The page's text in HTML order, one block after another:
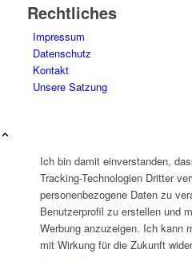
Rechtliches
Impressum
Datenschutz
Kontakt
Unsere Satzung
Ich bin damit einverstanden,
Tracking-Technologien Dritter
personenbezogene Daten zu
Benutzerprofil zu erstellen und
Werbung anzuzeigen. Ich kann
mit Wirkung für die Zukunft